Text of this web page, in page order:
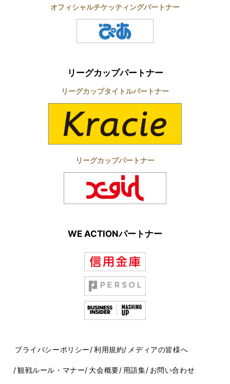
オフィシャルチケッティングパートナー
リーグカップパートナー
リーグカップタイトルパートナー
リーグカップパートナー
WE ACTIONパートナー
プライバシーポリシー 利用規約 メディアの皆様へ
観戦ルール・マナー 大会概要 用語集 お問い合わせ